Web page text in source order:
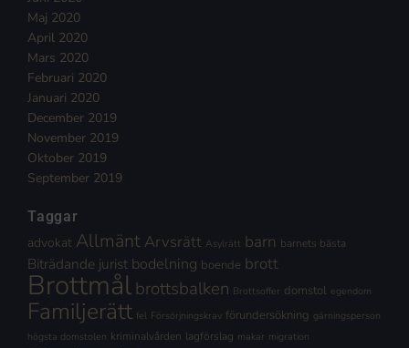
Maj 2020
April 2020
Mars 2020
Februari 2020
Januari 2020
December 2019
November 2019
Oktober 2019
September 2019
Taggar
advokat Allmänt Arvsrätt Asylrätt barn barnets bästa
Biträdande jurist bodelning boende brott
Brottmålbrottsbalken Brottsoffer domstol egendom
Familjerätt fel Försörjningskrav förundersökning gärningsperson
högsta domstolen kriminalvården lagförslag makar migration